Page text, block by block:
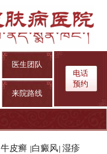
医生团队
来院路线
电话
预约
牛皮癣 白癜风 湿疹